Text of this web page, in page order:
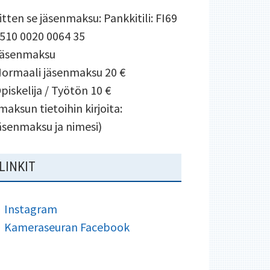
se jäsenmaksu: Pankkitili: FI69
0020 0064 35
jäsenmaksu 20 €
/ Työtön 10 €
tietoihin kirjoita:
ja nimesi)
LINKIT
Instagram
Kameraseuran Facebook